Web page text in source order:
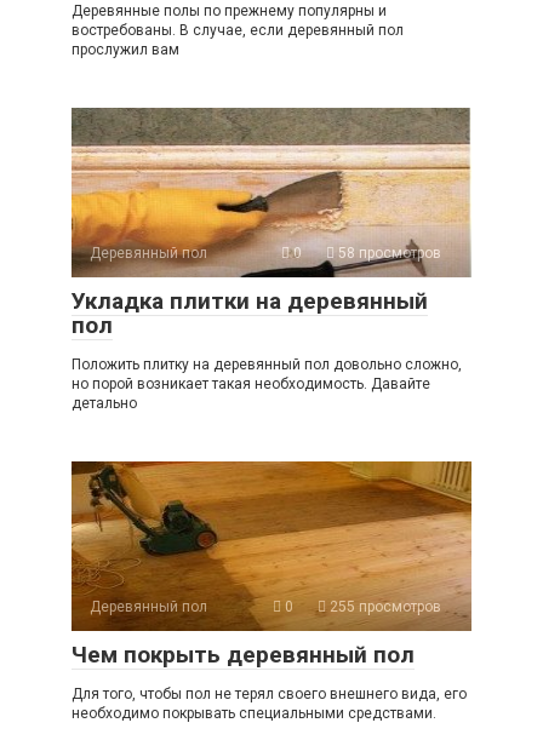
Деревянные полы по прежнему популярны и
востребованы. В случае, если деревянный пол
прослужил вам
Деревянный пол 0 58 просмотров
Укладка плитки на деревянный
пол
Положить плитку на деревянный пол довольно сложно,
но порой возникает такая необходимость. Давайте
детально
Деревянный пол 0 255 просмотров
Чем покрыть деревянный пол
Для того, чтобы пол не терял своего внешнего вида, его
необходимо покрывать специальными средствами.